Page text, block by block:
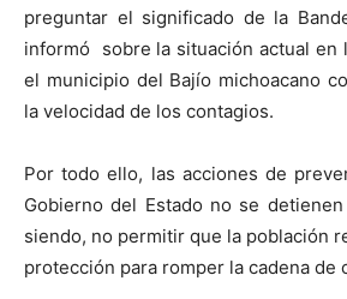
preguntar el significado de la
informó sobre la situación actual en
el municipio del Bajío michoacano
la velocidad de los contagios.
Por todo ello, las acciones de
Gobierno del Estado no se
siendo, no permitir que la población
protección para romper la cadena de